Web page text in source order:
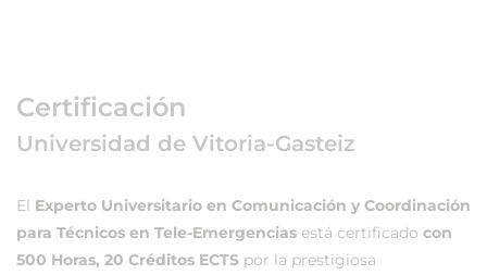
Certificación
Universidad de Vitoria-Gasteiz
El Experto Universitario en Comunicación y Coordinación
para Técnicos en Tele-Emergencias está certificado con
500 Horas, 20 Créditos ECTS por la prestigiosa